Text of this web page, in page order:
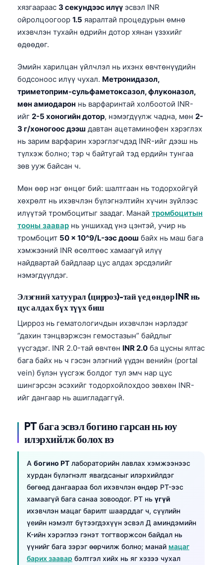
хязгаараас 3 секундээс илүү эсвэл INR
ойролцоогоор 1.5 яаралтай процедурын өмнө
ихэвчлэн тухайн өдрийн дотор хянан үзэхийг
өдөөдөг.
Эмийн харилцан үйлчлэл нь ихэнх өвчтөнүүдийн
бодсоноос илүү чухал. Метронидазол,
триметоприм-сульфаметоксазол, флуконазол,
мөн амиодарон нь варфаринтай холбоотой INR-
ийг 2-5 хоногийн дотор, нэмэгдүүлж чадна, мөн 2-
3 г/хоногоос дээш давтан ацетаминофен хэрэглэх
нь зарим варфарин хэрэглэгчдэд INR-ийг дээш нь
түлхэж болно; тэр ч байтугай тэд ердийн тунгаа
зөв ууж байсан ч.
Мөн өөр нэг өнцөг бий: шалтгаан нь тодорхойгүй
хөхрөлт нь ихэвчлэн бүлэгнэлтийн хүчин зүйлээс
илүүтэй тромбоцитыг заадаг. Манай тромбоцитын
тооны заавар нь уншихад үнэ цэнтэй, учир нь
тромбоцит 50 × 10^9/L-ээс доош байх нь маш бага
хэмжээний INR өсөлтөөс хамаагүй илүү
найдвартай байдлаар цус алдах эрсдэлийг
нэмэгдүүлдэг.
Элэгний хатуурал (цирроз)-тай үед өндөр INR нь
цус алдах бүх түүх биш
Цирроз нь гематологичдын ихэвчлэн нэрлэдэг
“дахин тэнцвэржсэн гемостазын” байдлыг
үүсгэдэг. INR 2.0-тай өвчтөн INR 2.0 ба цусны ялтас
бага байх нь ч гэсэн элэгний үүдэн венийн (portal
vein) бүлэн үүсгэж болдог тул эмч нар цус
шингэрсэн эсэхийг тодорхойлохдоо зөвхөн INR-
ийг дангаар нь ашигладаггүй.
PT бага эсвэл богино гарсан нь юу
илэрхийлж болох вэ
A богино PT лабораторийн лавлах хэмжээнээс
хурдан бүлэгнэлт явагдсаныг илэрхийлдэг
бөгөөд дангаараа бол ихэвчлэн өндөр PT-ээс
хамаагүй бага санаа зовоодог. PT нь үгүй
ихэвчлэн мацаг барилт шаарддаг ч, сүүлийн
үеийн нэмэлт бүтээгдэхүүн эсвэл Д аминдэмийн
K-ийн хэрэглээ гэнэт тогтворжсон байдал нь
үүнийг бага зэрэг өөрчилж болно; манай мацаг
барих заавар бэлтгэл хийх нь яг хэзээ чухал